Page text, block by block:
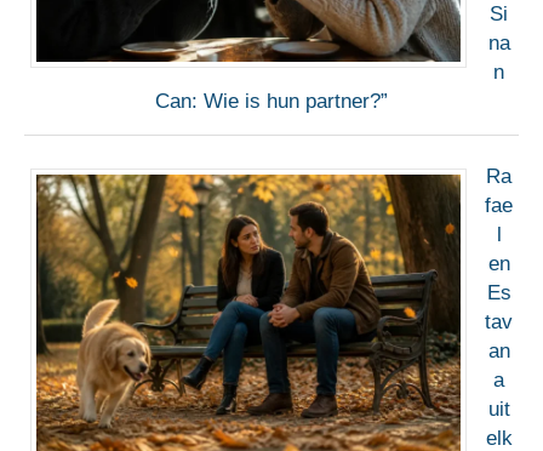
Si
na
n
Can: Wie is hun partner?”
Ra
fae
l
en
Es
tav
an
a
uit
elk